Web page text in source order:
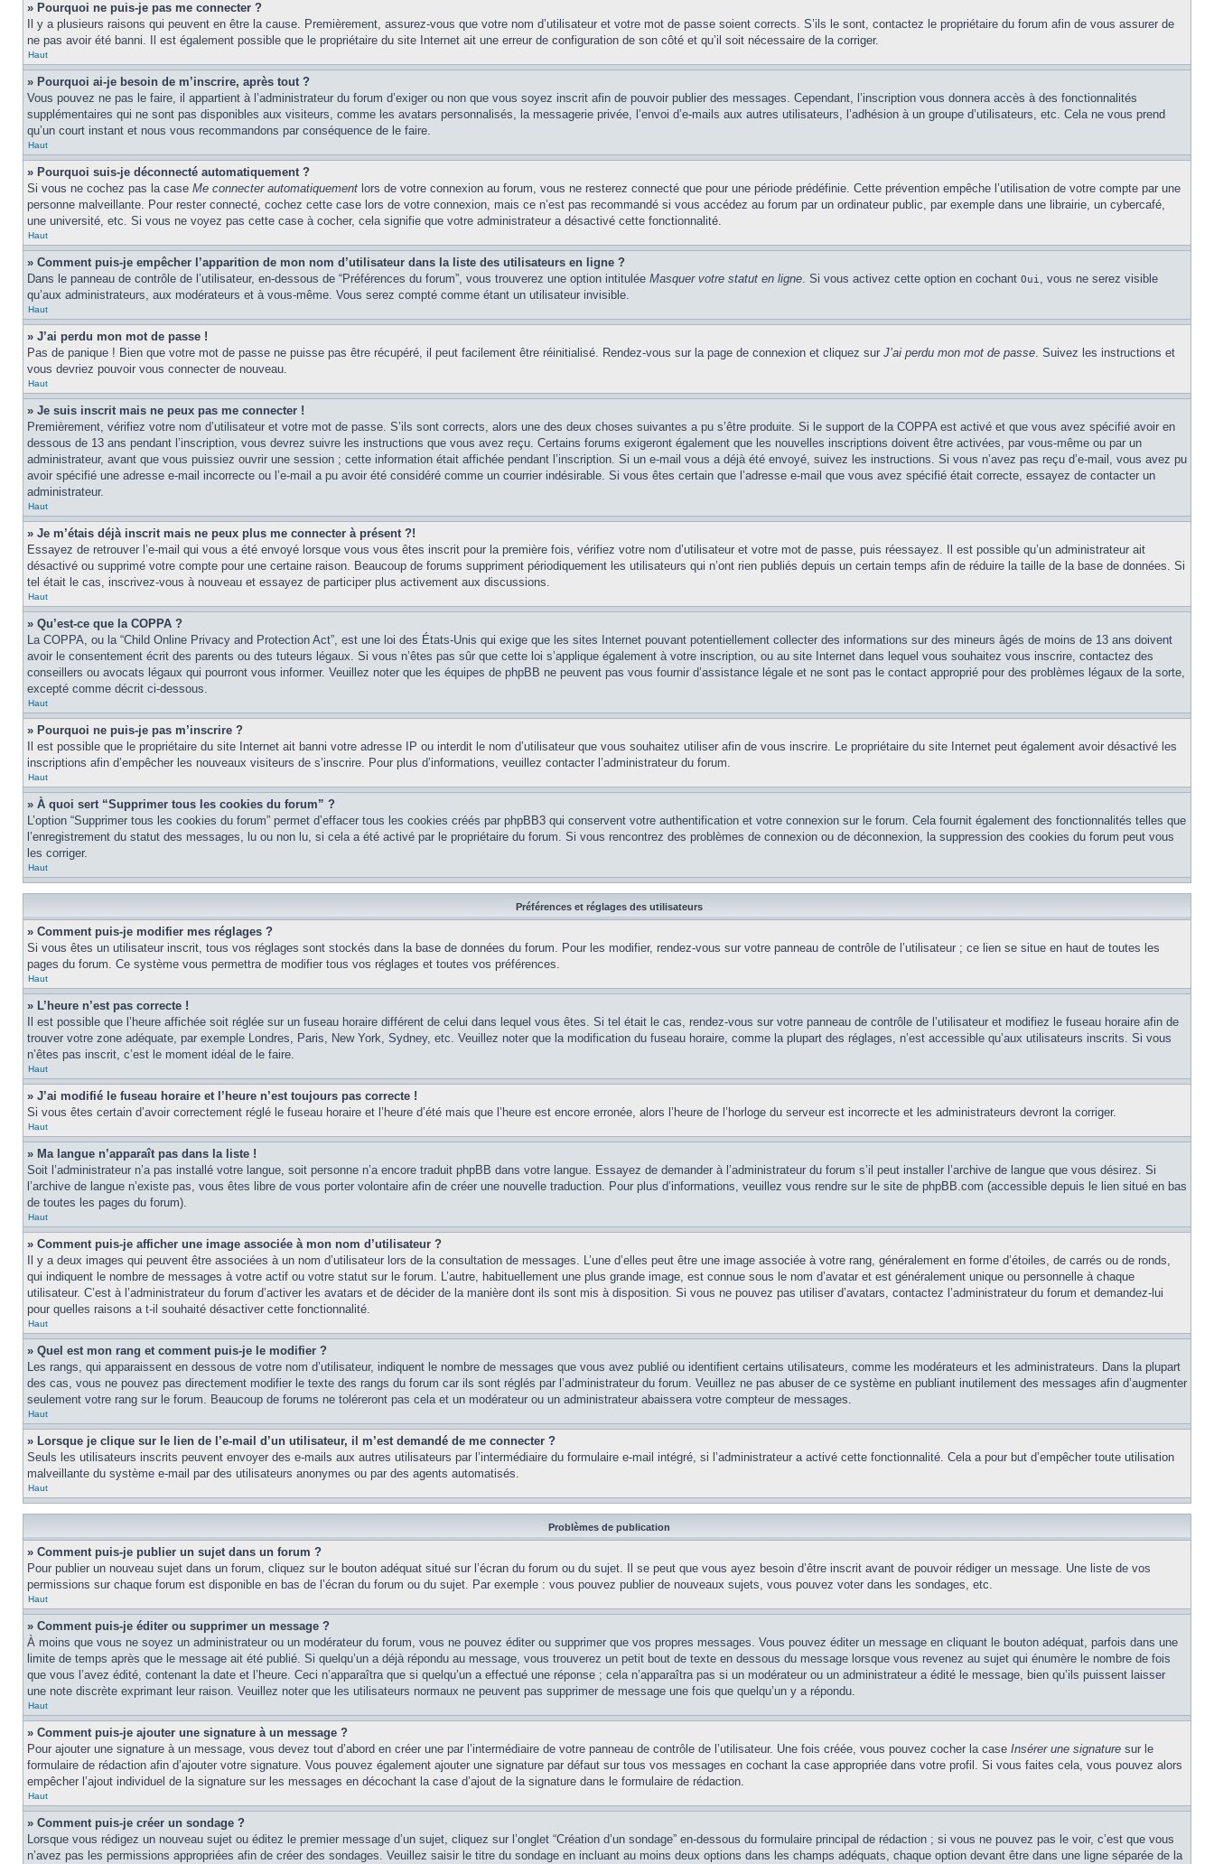
» Pourquoi ne puis-je pas me connecter ?
Il y a plusieurs raisons qui peuvent en être la cause. Premièrement, assurez-vous que votre nom d’utilisateur et votre mot de passe soient corrects. S’ils le sont, contactez le propriétaire du forum afin de vous assurer de
ne pas avoir été banni. Il est également possible que le propriétaire du site Internet ait une erreur de configuration de son côté et qu’il soit nécessaire de la corriger.
Haut
» Pourquoi ai-je besoin de m’inscrire, après tout ?
Vous pouvez ne pas le faire, il appartient à l’administrateur du forum d’exiger ou non que vous soyez inscrit afin de pouvoir publier des messages. Cependant, l’inscription vous donnera accès à des fonctionnalités
supplémentaires qui ne sont pas disponibles aux visiteurs, comme les avatars personnalisés, la messagerie privée, l’envoi d’e-mails aux autres utilisateurs, l’adhésion à un groupe d’utilisateurs, etc. Cela ne vous prend
qu’un court instant et nous vous recommandons par conséquence de le faire.
Haut
» Pourquoi suis-je déconnecté automatiquement ?
Si vous ne cochez pas la case Me connecter automatiquement lors de votre connexion au forum, vous ne resterez connecté que pour une période prédéfinie. Cette prévention empêche l’utilisation de votre compte par une
personne malveillante. Pour rester connecté, cochez cette case lors de votre connexion, mais ce n’est pas recommandé si vous accédez au forum par un ordinateur public, par exemple dans une librairie, un cybercafé,
une université, etc. Si vous ne voyez pas cette case à cocher, cela signifie que votre administrateur a désactivé cette fonctionnalité.
Haut
» Comment puis-je empêcher l’apparition de mon nom d’utilisateur dans la liste des utilisateurs en ligne ?
Dans le panneau de contrôle de l’utilisateur, en-dessous de “Préférences du forum”, vous trouverez une option intitulée Masquer votre statut en ligne. Si vous activez cette option en cochant Oui , vous ne serez visible
qu’aux administrateurs, aux modérateurs et à vous-même. Vous serez compté comme étant un utilisateur invisible.
Haut
» J’ai perdu mon mot de passe !
Pas de panique ! Bien que votre mot de passe ne puisse pas être récupéré, il peut facilement être réinitialisé. Rendez-vous sur la page de connexion et cliquez sur J’ai perdu mon mot de passe. Suivez les instructions et
vous devriez pouvoir vous connecter de nouveau.
Haut
» Je suis inscrit mais ne peux pas me connecter !
Premièrement, vérifiez votre nom d’utilisateur et votre mot de passe. S’ils sont corrects, alors une des deux choses suivantes a pu s’être produite. Si le support de la COPPA est activé et que vous avez spécifié avoir en
dessous de 13 ans pendant l’inscription, vous devrez suivre les instructions que vous avez reçu. Certains forums exigeront également que les nouvelles inscriptions doivent être activées, par vous-même ou par un
administrateur, avant que vous puissiez ouvrir une session ; cette information était affichée pendant l’inscription. Si un e-mail vous a déjà été envoyé, suivez les instructions. Si vous n’avez pas reçu d’e-mail, vous avez pu
avoir spécifié une adresse e-mail incorrecte ou l’e-mail a pu avoir été considéré comme un courrier indésirable. Si vous êtes certain que l’adresse e-mail que vous avez spécifié était correcte, essayez de contacter un
administrateur.
Haut
» Je m’étais déjà inscrit mais ne peux plus me connecter à présent ?!
Essayez de retrouver l’e-mail qui vous a été envoyé lorsque vous vous êtes inscrit pour la première fois, vérifiez votre nom d’utilisateur et votre mot de passe, puis réessayez. Il est possible qu’un administrateur ait
désactivé ou supprimé votre compte pour une certaine raison. Beaucoup de forums suppriment périodiquement les utilisateurs qui n’ont rien publiés depuis un certain temps afin de réduire la taille de la base de données. Si
tel était le cas, inscrivez-vous à nouveau et essayez de participer plus activement aux discussions.
Haut
» Qu’est-ce que la COPPA ?
La COPPA, ou la “Child Online Privacy and Protection Act”, est une loi des États-Unis qui exige que les sites Internet pouvant potentiellement collecter des informations sur des mineurs âgés de moins de 13 ans doivent
avoir le consentement écrit des parents ou des tuteurs légaux. Si vous n’êtes pas sûr que cette loi s’applique également à votre inscription, ou au site Internet dans lequel vous souhaitez vous inscrire, contactez des
conseillers ou avocats légaux qui pourront vous informer. Veuillez noter que les équipes de phpBB ne peuvent pas vous fournir d’assistance légale et ne sont pas le contact approprié pour des problèmes légaux de la sorte,
excepté comme décrit ci-dessous.
Haut
» Pourquoi ne puis-je pas m’inscrire ?
Il est possible que le propriétaire du site Internet ait banni votre adresse IP ou interdit le nom d’utilisateur que vous souhaitez utiliser afin de vous inscrire. Le propriétaire du site Internet peut également avoir désactivé les
inscriptions afin d’empêcher les nouveaux visiteurs de s’inscrire. Pour plus d’informations, veuillez contacter l’administrateur du forum.
Haut
» À quoi sert “Supprimer tous les cookies du forum” ?
L’option “Supprimer tous les cookies du forum” permet d’effacer tous les cookies créés par phpBB3 qui conservent votre authentification et votre connexion sur le forum. Cela fournit également des fonctionnalités telles que
l’enregistrement du statut des messages, lu ou non lu, si cela a été activé par le propriétaire du forum. Si vous rencontrez des problèmes de connexion ou de déconnexion, la suppression des cookies du forum peut vous
les corriger.
Haut
Préférences et réglages des utilisateurs
» Comment puis-je modifier mes réglages ?
Si vous êtes un utilisateur inscrit, tous vos réglages sont stockés dans la base de données du forum. Pour les modifier, rendez-vous sur votre panneau de contrôle de l’utilisateur ; ce lien se situe en haut de toutes les
pages du forum. Ce système vous permettra de modifier tous vos réglages et toutes vos préférences.
Haut
» L’heure n’est pas correcte !
Il est possible que l’heure affichée soit réglée sur un fuseau horaire différent de celui dans lequel vous êtes. Si tel était le cas, rendez-vous sur votre panneau de contrôle de l’utilisateur et modifiez le fuseau horaire afin de
trouver votre zone adéquate, par exemple Londres, Paris, New York, Sydney, etc. Veuillez noter que la modification du fuseau horaire, comme la plupart des réglages, n’est accessible qu’aux utilisateurs inscrits. Si vous
n’êtes pas inscrit, c’est le moment idéal de le faire.
Haut
» J’ai modifié le fuseau horaire et l’heure n’est toujours pas correcte !
Si vous êtes certain d’avoir correctement réglé le fuseau horaire et l’heure d’été mais que l’heure est encore erronée, alors l’heure de l’horloge du serveur est incorrecte et les administrateurs devront la corriger.
Haut
» Ma langue n’apparaît pas dans la liste !
Soit l’administrateur n’a pas installé votre langue, soit personne n’a encore traduit phpBB dans votre langue. Essayez de demander à l’administrateur du forum s’il peut installer l’archive de langue que vous désirez. Si
l’archive de langue n’existe pas, vous êtes libre de vous porter volontaire afin de créer une nouvelle traduction. Pour plus d’informations, veuillez vous rendre sur le site de phpBB.com (accessible depuis le lien situé en bas
de toutes les pages du forum).
Haut
» Comment puis-je afficher une image associée à mon nom d’utilisateur ?
Il y a deux images qui peuvent être associées à un nom d’utilisateur lors de la consultation de messages. L’une d’elles peut être une image associée à votre rang, généralement en forme d’étoiles, de carrés ou de ronds,
qui indiquent le nombre de messages à votre actif ou votre statut sur le forum. L’autre, habituellement une plus grande image, est connue sous le nom d’avatar et est généralement unique ou personnelle à chaque
utilisateur. C’est à l’administrateur du forum d’activer les avatars et de décider de la manière dont ils sont mis à disposition. Si vous ne pouvez pas utiliser d’avatars, contactez l’administrateur du forum et demandez-lui
pour quelles raisons a t-il souhaité désactiver cette fonctionnalité.
Haut
» Quel est mon rang et comment puis-je le modifier ?
Les rangs, qui apparaissent en dessous de votre nom d’utilisateur, indiquent le nombre de messages que vous avez publié ou identifient certains utilisateurs, comme les modérateurs et les administrateurs. Dans la plupart
des cas, vous ne pouvez pas directement modifier le texte des rangs du forum car ils sont réglés par l’administrateur du forum. Veuillez ne pas abuser de ce système en publiant inutilement des messages afin d’augmenter
seulement votre rang sur le forum. Beaucoup de forums ne toléreront pas cela et un modérateur ou un administrateur abaissera votre compteur de messages.
Haut
» Lorsque je clique sur le lien de l’e-mail d’un utilisateur, il m’est demandé de me connecter ?
Seuls les utilisateurs inscrits peuvent envoyer des e-mails aux autres utilisateurs par l’intermédiaire du formulaire e-mail intégré, si l’administrateur a activé cette fonctionnalité. Cela a pour but d’empêcher toute utilisation
malveillante du système e-mail par des utilisateurs anonymes ou par des agents automatisés.
Haut
Problèmes de publication
» Comment puis-je publier un sujet dans un forum ?
Pour publier un nouveau sujet dans un forum, cliquez sur le bouton adéquat situé sur l’écran du forum ou du sujet. Il se peut que vous ayez besoin d’être inscrit avant de pouvoir rédiger un message. Une liste de vos
permissions sur chaque forum est disponible en bas de l’écran du forum ou du sujet. Par exemple : vous pouvez publier de nouveaux sujets, vous pouvez voter dans les sondages, etc.
Haut
» Comment puis-je éditer ou supprimer un message ?
À moins que vous ne soyez un administrateur ou un modérateur du forum, vous ne pouvez éditer ou supprimer que vos propres messages. Vous pouvez éditer un message en cliquant le bouton adéquat, parfois dans une
limite de temps après que le message ait été publié. Si quelqu’un a déjà répondu au message, vous trouverez un petit bout de texte en dessous du message lorsque vous revenez au sujet qui énumère le nombre de fois
que vous l’avez édité, contenant la date et l’heure. Ceci n’apparaîtra que si quelqu’un a effectué une réponse ; cela n’apparaîtra pas si un modérateur ou un administrateur a édité le message, bien qu’ils puissent laisser
une note discrète exprimant leur raison. Veuillez noter que les utilisateurs normaux ne peuvent pas supprimer de message une fois que quelqu’un y a répondu.
Haut
» Comment puis-je ajouter une signature à un message ?
Pour ajouter une signature à un message, vous devez tout d’abord en créer une par l’intermédiaire de votre panneau de contrôle de l’utilisateur. Une fois créée, vous pouvez cocher la case Insérer une signature sur le
formulaire de rédaction afin d’ajouter votre signature. Vous pouvez également ajouter une signature par défaut sur tous vos messages en cochant la case appropriée dans votre profil. Si vous faites cela, vous pouvez alors
empêcher l’ajout individuel de la signature sur les messages en décochant la case d’ajout de la signature dans le formulaire de rédaction.
Haut
» Comment puis-je créer un sondage ?
Lorsque vous rédigez un nouveau sujet ou éditez le premier message d’un sujet, cliquez sur l’onglet “Création d’un sondage” en-dessous du formulaire principal de rédaction ; si vous ne pouvez pas le voir, c’est que vous
n’avez pas les permissions appropriées afin de créer des sondages. Veuillez saisir le titre du sondage en incluant au moins deux options dans les champs adéquats, chaque option devant être dans une ligne séparée de la